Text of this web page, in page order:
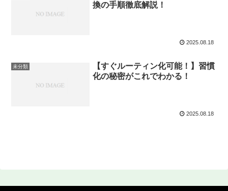
換の手順徹底解説！
2025.08.18
未分類
【すぐルーティン化可能！】習慣
化の秘密がこれでわかる！
2025.08.18